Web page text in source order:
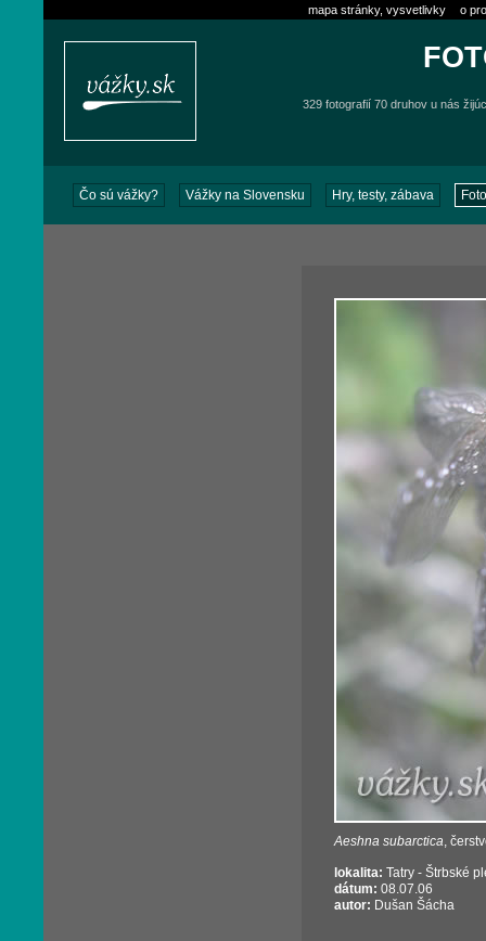
mapa stránky, vysvetlivky o
329 fotografií 70 druhov u nás
Čo sú vážky? Vážky na Slovensku Hry, testy, zábava
Aeshna subarctica,
lokalita: Tatry - Štrbské
dátum: 08.07.06
autor: Dušan Šácha